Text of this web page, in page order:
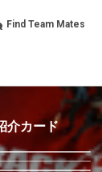
Find Team Mates
介カード